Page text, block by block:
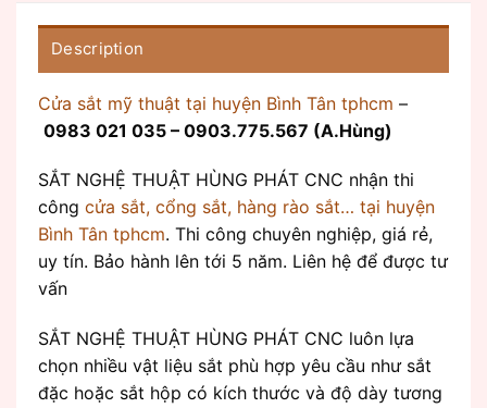
Description
Cửa sắt mỹ thuật tại huyện Bình Tân tphcm –
0983 021 035 – 0903.775.567 (A.Hùng)
SẮT NGHỆ THUẬT HÙNG PHÁT CNC nhận thi
công cửa sắt, cổng sắt, hàng rào sắt… tại huyện
Bình Tân tphcm. Thi công chuyên nghiệp, giá rẻ,
uy tín. Bảo hành lên tới 5 năm. Liên hệ để được tư
vấn
SẮT NGHỆ THUẬT HÙNG PHÁT CNC luôn lựa
chọn nhiều vật liệu sắt phù hợp yêu cầu như sắt
đặc hoặc sắt hộp có kích thước và độ dày tương